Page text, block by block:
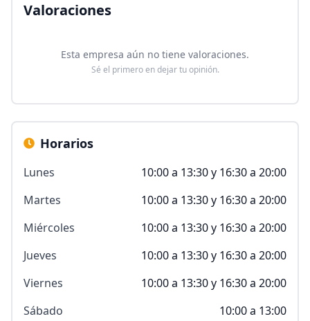
Valoraciones
Esta empresa aún no tiene valoraciones.
Sé el primero en dejar tu opinión.
Horarios
Lunes
10:00 a 13:30 y 16:30 a 20:00
Martes
10:00 a 13:30 y 16:30 a 20:00
Miércoles
10:00 a 13:30 y 16:30 a 20:00
Jueves
10:00 a 13:30 y 16:30 a 20:00
Viernes
10:00 a 13:30 y 16:30 a 20:00
Sábado
10:00 a 13:00